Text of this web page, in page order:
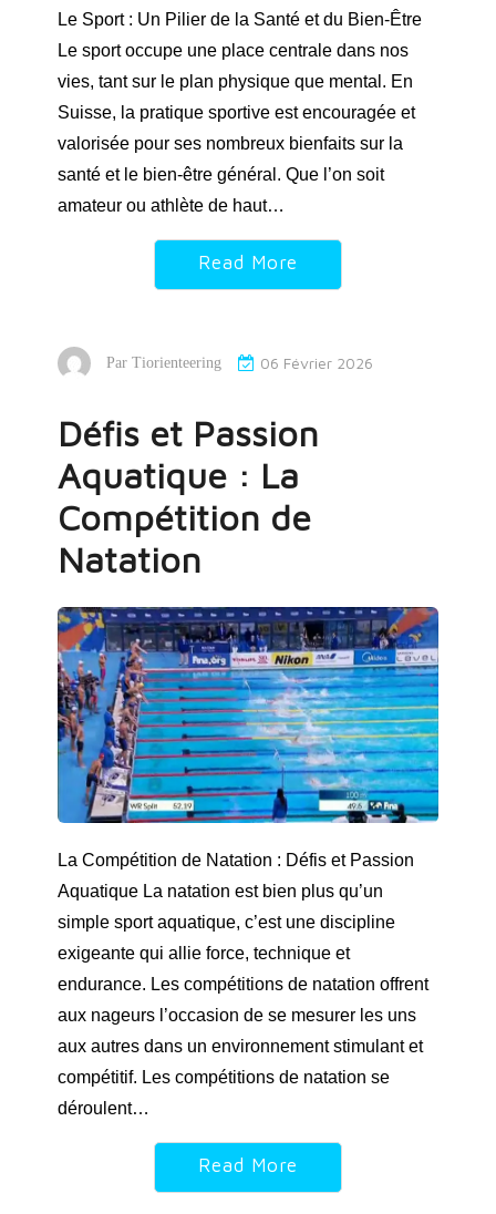
Le Sport : Un Pilier de la Santé et du Bien-Être
Le sport occupe une place centrale dans nos
vies, tant sur le plan physique que mental. En
Suisse, la pratique sportive est encouragée et
valorisée pour ses nombreux bienfaits sur la
santé et le bien-être général. Que l’on soit
amateur ou athlète de haut…
Read More
Par Tiorienteering 06 Février 2026
Défis et Passion
Aquatique : La
Compétition de
Natation
La Compétition de Natation : Défis et Passion
Aquatique La natation est bien plus qu’un
simple sport aquatique, c’est une discipline
exigeante qui allie force, technique et
endurance. Les compétitions de natation offrent
aux nageurs l’occasion de se mesurer les uns
aux autres dans un environnement stimulant et
compétitif. Les compétitions de natation se
déroulent…
Read More